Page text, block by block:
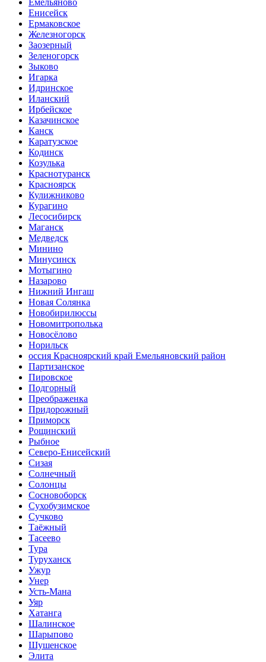
Емельяново
Енисейск
Ермаковское
Железногорск
Заозерный
Зеленогорск
Зыково
Игарка
Идринское
Иланский
Ирбейское
Казачинское
Канск
Каратузское
Кодинск
Козулька
Краснотуранск
Красноярск
Кулижниково
Курагино
Лесосибирск
Маганск
Медведск
Минино
Минусинск
Мотыгино
Назарово
Нижний Ингаш
Новая Солянка
Новобирилюссы
Новомитрополька
Новосёлово
Норильск
оссия Красноярский край Емельяновский район
Партизанское
Пировское
Подгорный
Преображенка
Придорожный
Приморск
Рощинский
Рыбное
Северо-Енисейский
Сизая
Солнечный
Солонцы
Сосновоборск
Сухобузимское
Сучково
Таёжный
Тасеево
Тура
Туруханск
Ужур
Унер
Усть-Мана
Уяр
Хатанга
Шалинское
Шарыпово
Шушенское
Элита